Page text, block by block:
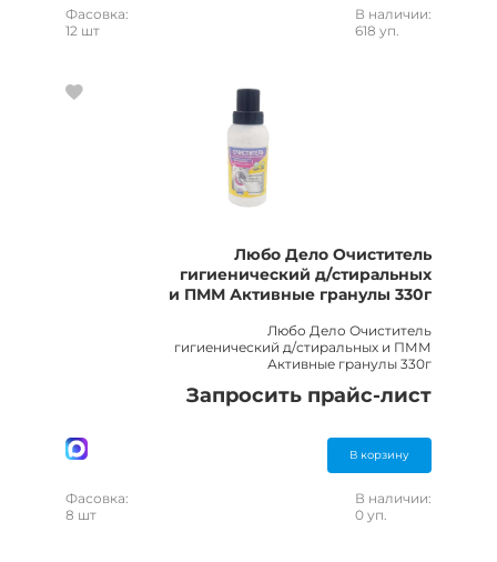
Фасовка:
12 шт
В наличии:
618 уп.
Любо Дело Очиститель
гигиенический д/стиральных
и ПММ Активные гранулы 330г
Любо Дело Очиститель
гигиенический д/стиральных и ПММ
Активные гранулы 330г
Запросить прайс-лист
В корзину
Фасовка:
8 шт
В наличии:
0 уп.